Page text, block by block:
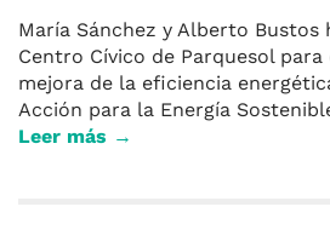
María Sánchez y Alberto Bustos
Centro Cívico de Parquesol
mejora de la eficiencia
Acción para la Energía
Leer más →